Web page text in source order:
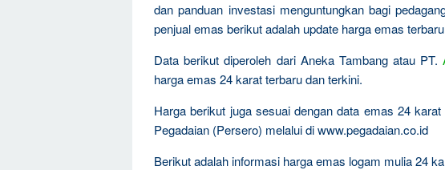
dan panduan investasi menguntungkan bagi
penjual emas berikut adalah update harga emas
Data berikut diperoleh dari Aneka Tambang atau PT.
harga emas 24 karat terbaru dan terkini.
Harga berikut juga sesuai dengan data emas 24
Pegadaian (Persero) melalui di www.pegadaian.co.id
Berikut adalah informasi harga emas logam mulia 24